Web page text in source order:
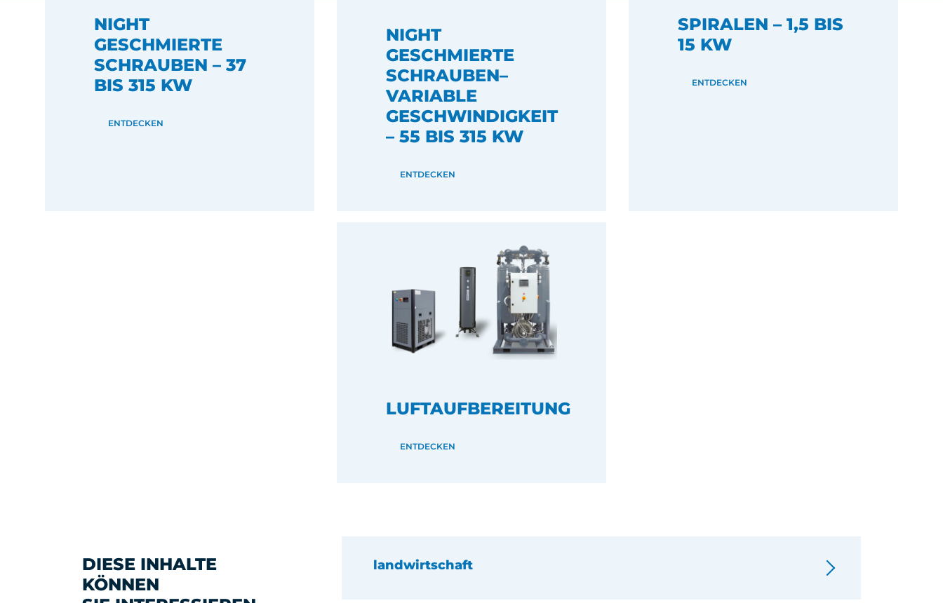
NIGHT
GESCHMIERTE
SCHRAUBEN – 37
BIS 315 KW
ENTDECKEN
NIGHT
GESCHMIERTE
SCHRAUBEN–
VARIABLE
GESCHWINDIGKEIT
– 55 BIS 315 KW
ENTDECKEN
SPIRALEN – 1,5 BIS
15 KW
ENTDECKEN
LUFTAUFBEREITUNG
ENTDECKEN
DIESE INHALTE
KÖNNEN
landwirtschaft